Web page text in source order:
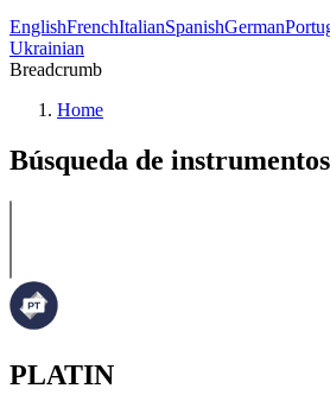
EnglishFrenchItalianSpanishGerman
Ukrainian
Breadcrumb
Home
Búsqueda de instrumentos
PLATIN